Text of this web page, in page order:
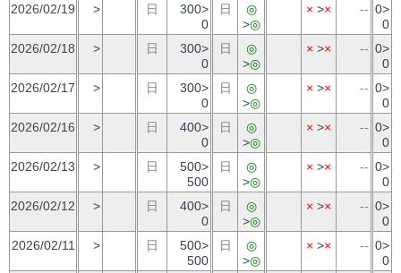
2026/02/19
> 日
300>
0
日
◎
>◎
× >× -- 0>
0
2026/02/18
> 日
300>
0
日
◎
>◎
× >× -- 0>
0
2026/02/17
> 日
300>
0
日
◎
>◎
× >× -- 0>
0
2026/02/16
> 日
400>
0
日
◎
>◎
× >× -- 0>
0
2026/02/13
> 日
500>
500
日
◎
>◎
× >× -- 0>
0
2026/02/12
> 日
400>
0
日
◎
>◎
× >× -- 0>
0
2026/02/11
> 日
500>
500
日
◎
>◎
× >× -- 0>
0